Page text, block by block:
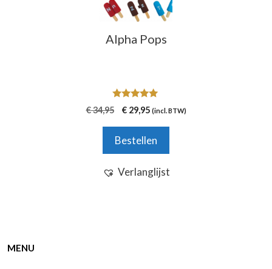
Alpha Pops
5.00
van 5
€34,95
Oorspronkelijke
was:
€ 34,95.
€29,95Huidige
€ 29,95.
(incl. BTW)
Bestellen
Verlanglijst
MENU